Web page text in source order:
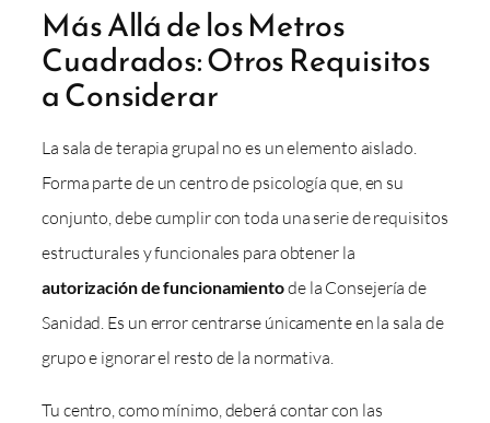
Más Allá de los Metros
Cuadrados: Otros Requisitos
a Considerar
La sala de terapia grupal no es un elemento aislado.
Forma parte de un centro de psicología que, en su
conjunto, debe cumplir con toda una serie de requisitos
estructurales y funcionales para obtener la
autorización de funcionamientode la Consejería de
Sanidad. Es un error centrarse únicamente en la sala de
grupo e ignorar el resto de la normativa.
Tu centro, como mínimo, deberá contar con las